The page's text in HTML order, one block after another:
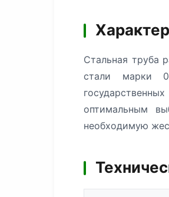
Стальная труба
стали марки
оптимальным
необходимую